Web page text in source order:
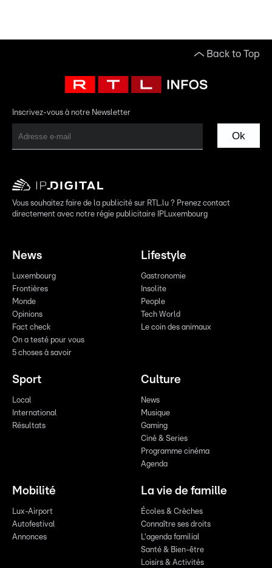
Back to Top
Inscrivez-vous à notre Newsletter
Ok
Vous souhaitez faire de la publicité sur RTL.lu ? Prenez contact
directement avec notre régie publicitaire IPLuxembourg
News
Luxembourg
Frontières
Monde
Opinions
Fact check
On a testé pour vous
5 choses à savoir
Lifestyle
Gastronomie
Insolite
People
Tech World
Le coin des animaux
Sport
Local
International
Résultats
Culture
News
Musique
Gaming
Ciné & Series
Programme cinéma
Agenda
Mobilité
Lux-Airport
Autofestival
Annonces
La vie de famille
Écoles & Crèches
Connaître ses droits
L'agenda familial
Santé & Bien-être
Loisirs & Activités